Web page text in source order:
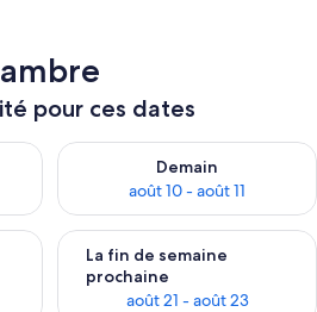
pour ces dates
ce soir août 9 - août 10
Demain
août 10 - août 11
Vérifier la disponibilité pour
cette fin de semaine août 14 -
La fin de semaine
prochaine
août 21 - août 23
Vérifier la disponibilité pour